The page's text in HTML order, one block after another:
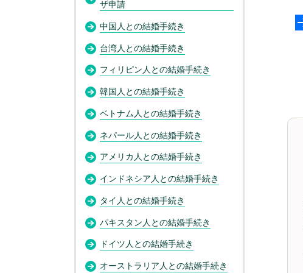
ザ申請
中国人との結婚手続き
台湾人との結婚手続き
フィリピン人との結婚手続き
韓国人との結婚手続き
ベトナム人との結婚手続き
ネパール人との結婚手続き
アメリカ人との結婚手続き
インドネシア人との結婚手続き
タイ人との結婚手続き
パキスタン人との結婚手続き
ドイツ人との結婚手続き
オーストラリア人との結婚手続き